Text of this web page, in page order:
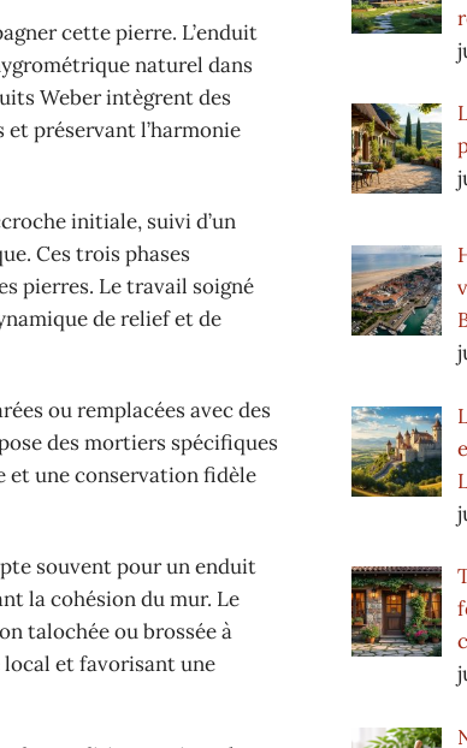
cette pierre. L’enduit
naturel dans
Weber intègrent des
préservant l’harmonie
initiale, suivi d’un
Ces trois phases
pierres. Le travail soigné
de relief et de
ou remplacées avec des
des mortiers spécifiques
et une conservation fidèle
souvent pour un enduit
la cohésion du mur. Le
talochée ou brossée à
local et favorisant une